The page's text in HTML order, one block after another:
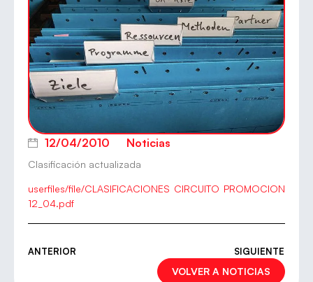
12/04/2010 Noticias
Clasificación actualizada
userfiles/file/CLASIFICACIONES CIRCUITO PROMOCION
12_04.pdf
ANTERIOR SIGUIENTE
VOLVER A NOTICIAS